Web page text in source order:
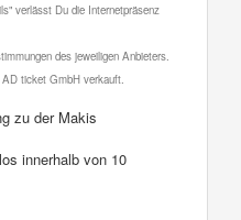
verlässt Du die Internetpräsenz
des jeweiligen Anbieters.
ticket GmbH verkauft.
zu der Makis
innerhalb von 10